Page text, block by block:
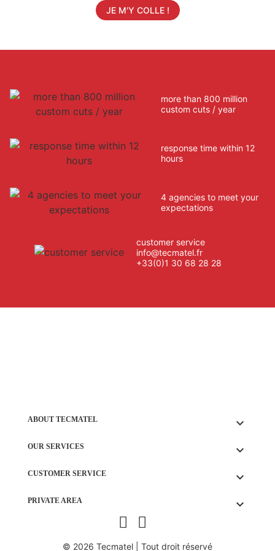
JE M'Y COLLE !
more than 800 million
custom cuts / year
response time within 12
hours
4 agencies to meet your
expectations
customer service
info@tecmatel.fr
+33(0)1 30 68 28 28
ABOUT TECMATEL keyboard_arrow_down
OUR SERVICES keyboard_arrow_down
CUSTOMER SERVICE keyboard_arrow_down
PRIVATE AREA keyboard_arrow_down
© 2026 Tecmatel | Tout droit réservé